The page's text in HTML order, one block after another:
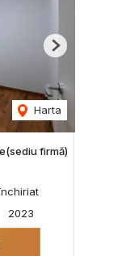
Harta
Next
firmă)
2023